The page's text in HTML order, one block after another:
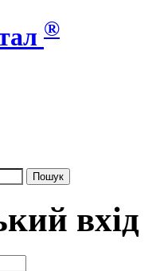
®
вхід